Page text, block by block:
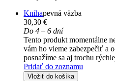
Knihapevná väzba
30,30 €
Do 4 – 6 dní
Tento produkt momentálne
vám ho vieme zabezpečiť a
posnažíme sa aj trochu
Pridať do zoznamu
Vložiť do košíka